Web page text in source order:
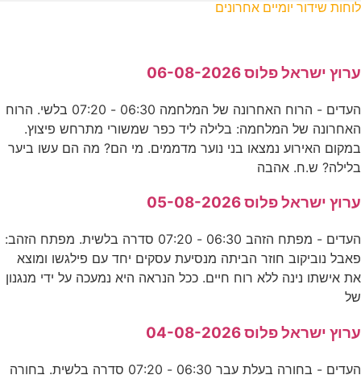
לוחות שידור יומיים אחרונים
ערוץ ישראל פלוס 06-08-2026
העדים - הרוח האחרונה של המלחמה 06:30 - 07:20 בלשי. הרוח
האחרונה של המלחמה: בלילה ליד כפר שמשורי מתרחש פיצוץ.
במקום האירוע נמצאו בני נוער מדממים. מי הם? מה הם עשו ביער
בלילה? ש.ח. אהבה
ערוץ ישראל פלוס 05-08-2026
העדים - מפתח הזהב 06:30 - 07:20 סדרה בלשית. מפתח הזהב:
פאבל נוביקוב חוזר הביתה מנסיעת עסקים יחד עם פילגשו ומוצא
את אישתו נינה ללא רוח חיים. ככל הנראה היא נמעכה על ידי מנגנון
של
ערוץ ישראל פלוס 04-08-2026
העדים - בחורה בעלת עבר 06:30 - 07:20 סדרה בלשית. בחורה